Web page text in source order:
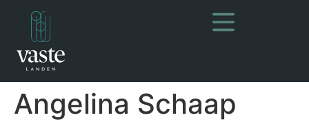
Angelina Schaap